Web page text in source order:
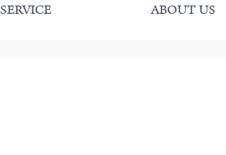
SERVICE ABOUT US